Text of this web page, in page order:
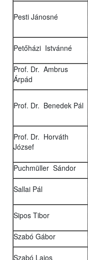
Pesti Jánosné
Petőházi Istvánné
Prof. Dr. Ambrus
Árpád
Prof. Dr. Benedek Pál
Prof. Dr. Horváth
József
Puchmüller Sándor
Sallai Pál
Sipos Tibor
Szabó Gábor
Szabó Lajos